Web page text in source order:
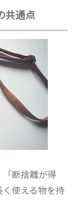
共通点
断捨離が得
使える物を持